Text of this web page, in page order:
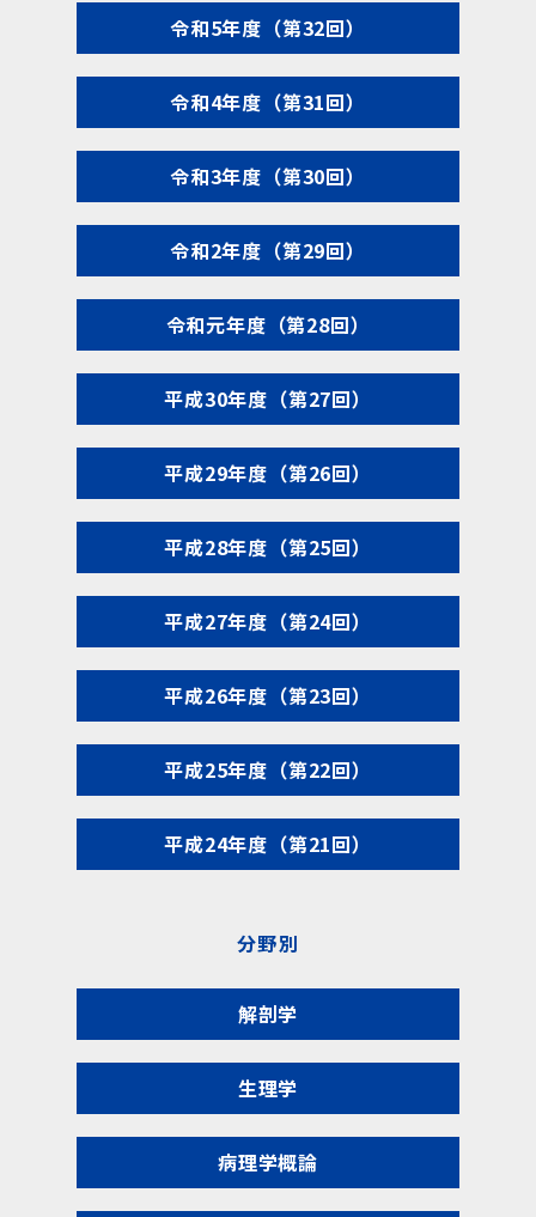
令和5年度（第32回）
令和4年度（第31回）
令和3年度（第30回）
令和2年度（第29回）
令和元年度（第28回）
平成30年度（第27回）
平成29年度（第26回）
平成28年度（第25回）
平成27年度（第24回）
平成26年度（第23回）
平成25年度（第22回）
平成24年度（第21回）
分野別
解剖学
生理学
病理学概論